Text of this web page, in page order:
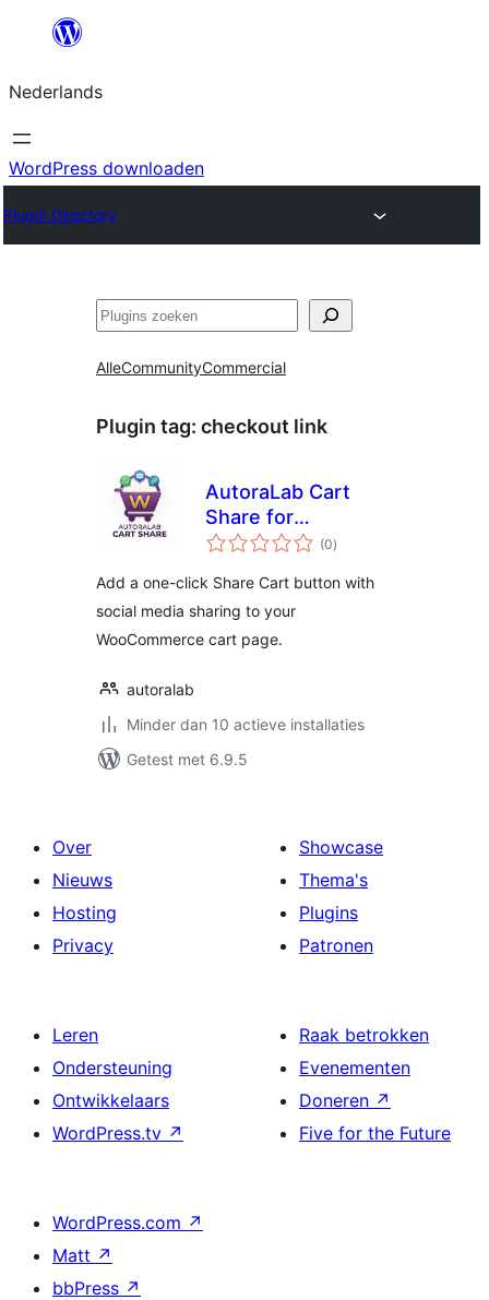
de
inhoud
Nederlands
WordPress downloaden
Plugin Directory
Zoeken
AlleCommunityCommercial
Plugin tag: checkout link
AutoraLab Cart
Share for
WooCommerce
(0totaal
waarderingen
)
Add a one-click Share Cart button with
social media sharing to your
WooCommerce cart page.
autoralab
Minder dan 10 actieve installaties
Getest met 6.9.5
Over
Nieuws
Hosting
Privacy
Showcase
Thema's
Plugins
Patronen
Leren
Ondersteuning
Ontwikkelaars
WordPress.tv ↗
Raak betrokken
Evenementen
Doneren ↗
Five for the Future
WordPress.com ↗
Matt ↗
bbPress ↗